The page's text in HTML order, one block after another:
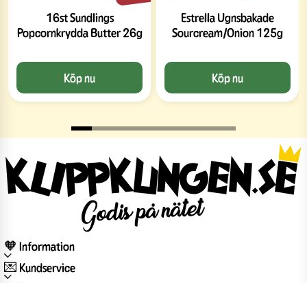
16st Sundlings
Popcornkrydda Butter 26g
Köp nu
Estrella Ugnsbakade
Sourcream/Onion 125g
Köp nu
🧡 Information
💌 Kundservice